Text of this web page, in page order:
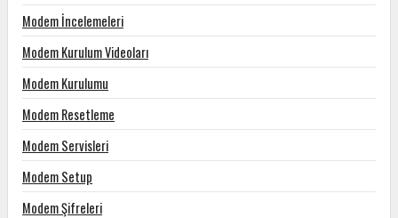
Modem İncelemeleri
Modem Kurulum Videoları
Modem Kurulumu
Modem Resetleme
Modem Servisleri
Modem Setup
Modem Şifreleri